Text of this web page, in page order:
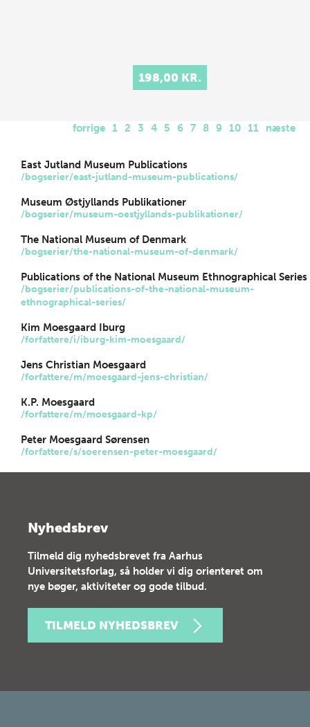
198,00 KR.
forrige 1 2 3 4 5 6 7 8 9 10 11 næste
East Jutland Museum Publications
/bogserier/east-jutland-museum-publications/
Museum Østjyllands Publikationer
/bogserier/museum-oestjyllands-publikationer/
The National Museum of Denmark
/bogserier/the-national-museum-of-denmark/
Publications of the National Museum Ethnographical Series
/bogserier/publications-of-the-national-museum-
ethnographical-series/
Kim Moesgaard Iburg
/forfattere/i/iburg-kim-moesgaard/
Jens Christian Moesgaard
/forfattere/m/moesgaard-jens-christian/
K.P. Moesgaard
/forfattere/m/moesgaard-kp/
Peter Moesgaard Sørensen
/forfattere/s/soerensen-peter-moesgaard/
Nyhedsbrev
Tilmeld dig nyhedsbrevet fra Aarhus
Universitetsforlag, så holder vi dig orienteret om
nye bøger, aktiviteter og gode tilbud.
TILMELD NYHEDSBREV